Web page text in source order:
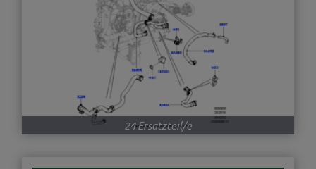
24 Ersatzteil/e